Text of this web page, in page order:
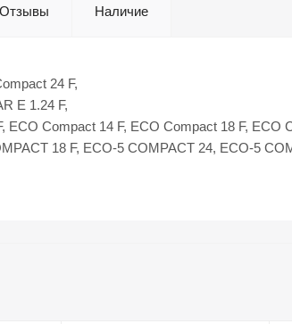
Отзывы Наличие
24 F,
E 1.24 F,
Compact 14 F, ECO Compact 18 F, ECO
18 F, ECO-5 COMPACT 24, ECO-5